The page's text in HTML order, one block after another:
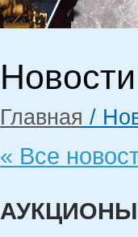
Новости
Главная /
« Все